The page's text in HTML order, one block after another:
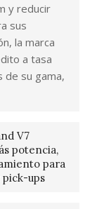
y reducir
sus
la marca
a tasa
de su gama,
V7
potencia,
para
pick-ups